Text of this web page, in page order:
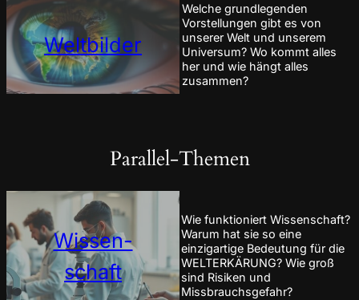
Weltbilder
Welche grundlegenden
Vorstellungen gibt es von
unserer Welt und unserem
Universum? Wo kommt alles
her und wie hängt alles
zusammen?
Parallel-Themen
Wissen-
schaft
Wie funktioniert Wissenschaft?
Warum hat sie so eine
einzigartige Bedeutung für die
WELTERKÄRUNG? Wie groß
sind Risiken und
Missbrauchsgefahr?